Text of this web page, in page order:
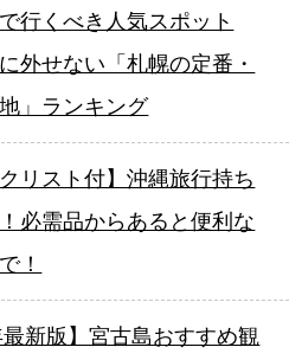
行くべき人気スポット
外せない「札幌の定番・
」ランキング
クリスト付】沖縄旅行持ち
必需品からあると便利な
！
最新版】宮古島おすすめ観